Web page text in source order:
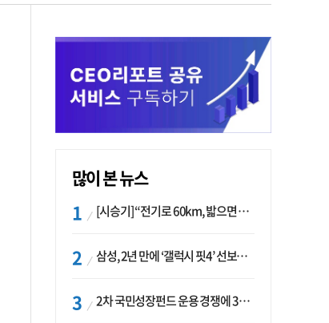
많이 본 뉴스
[시승기] “전기로 60km, 밟으면 462마력”…볼보 XC60 T8의 두 얼굴
삼성, 2년 만에 ‘갤럭시 핏4’ 선보이나…웨어러블 생태계 확장 ‘시동’
2차 국민성장펀드 운용 경쟁에 33개사 몰렸다…신한·하나 등 새 얼굴 대거 합류